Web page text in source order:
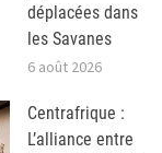
déplacées dans
les Savanes
6 août 2026
Centrafrique :
L’alliance entre